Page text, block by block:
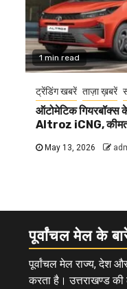
1 min read
ट्रेंडिंग खबरें ताज़ा ख़बरें
ऑटोमेटिक गियरबॉक्स
Altroz iCNG,
May 13, 2026
पूर्वांचल मेल के
पूर्वांचल मेल राज्य, देश
करता है। उत्तराखण्ड